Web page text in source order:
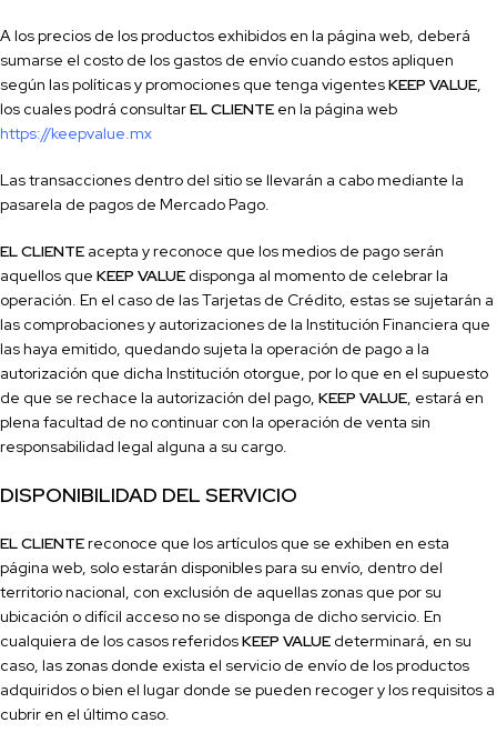
A los precios de los productos exhibidos en la página web, deberá
sumarse el costo de los gastos de envío cuando estos apliquen
según las políticas y promociones que tenga vigentesKEEP VALUE,
los cuales podrá consultarEL CLIENTE en la página web
https://keepvalue.mx
Las transacciones dentro del sitio se llevarán a cabo mediante la
pasarela de pagos de Mercado Pago.
EL CLIENTE acepta y reconoce que los medios de pago serán
aquellos que KEEP VALUE disponga al momento de celebrar la
operación. En el caso de las Tarjetas de Crédito, estas se sujetarán a
las comprobaciones y autorizaciones de la Institución Financiera que
las haya emitido, quedando sujeta la operación de pago a la
autorización que dicha Institución otorgue, por lo que en el supuesto
de que se rechace la autorización del pago, KEEP VALUE, estará en
plena facultad de no continuar con la operación de venta sin
responsabilidad legal alguna a su cargo.
DISPONIBILIDAD DEL SERVICIO
EL CLIENTEreconoce que los artículos que se exhiben en esta
página web, solo estarán disponibles para su envío, dentro del
territorio nacional, con exclusión de aquellas zonas que por su
ubicación o difícil acceso no se disponga de dicho servicio. En
cualquiera de los casos referidosKEEP VALUE determinará, en su
caso, las zonas donde exista el servicio de envío de los productos
adquiridos o bien el lugar donde se pueden recoger y los requisitos a
cubrir en el último caso.